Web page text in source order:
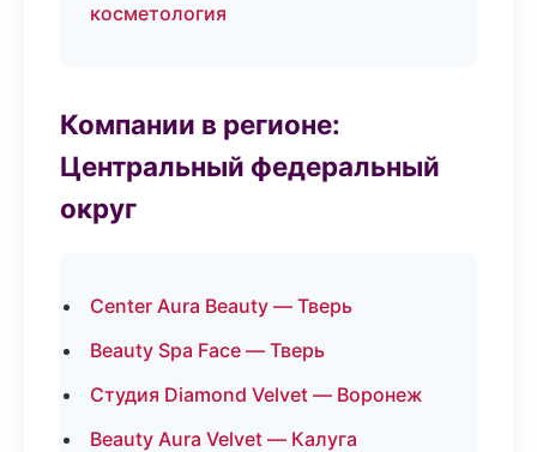
косметология
Компании в регионе:
Центральный федеральный
округ
Center Aura Beauty — Тверь
Beauty Spa Face — Тверь
Студия Diamond Velvet — Воронеж
Beauty Aura Velvet — Калуга